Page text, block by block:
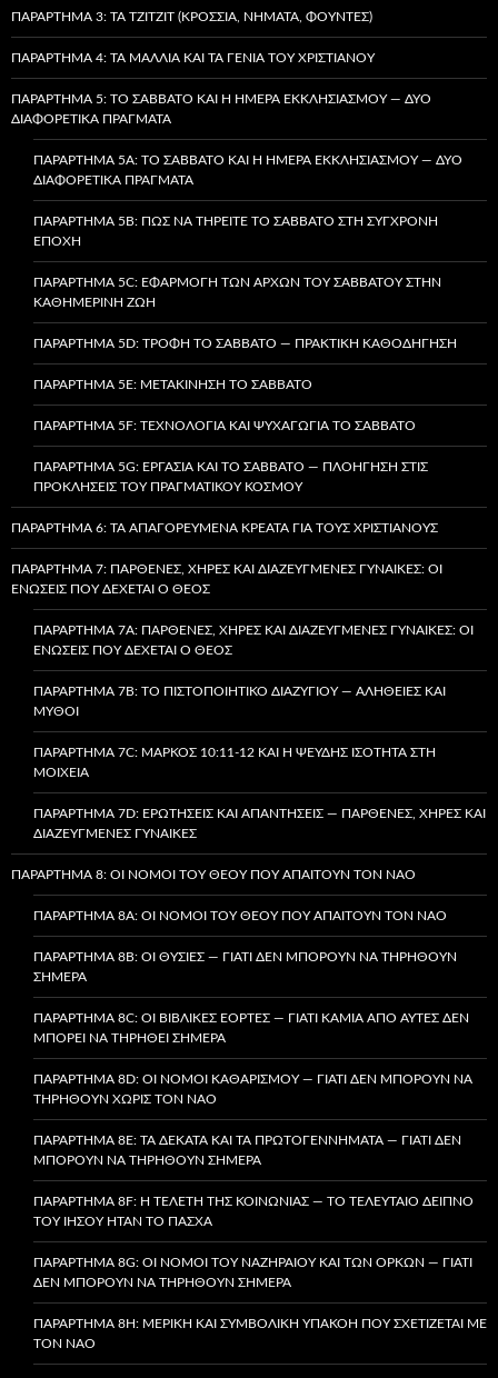
ΠΑΡΆΡΤΗΜΑ 3: ΤΑ TZITZIT (ΚΡΌΣΣΙΑ, ΝΉΜΑΤΑ, ΦΟΎΝΤΕΣ)
ΠΑΡΆΡΤΗΜΑ 4: ΤΑ ΜΑΛΛΙΆ ΚΑΙ ΤΑ ΓΈΝΙΑ ΤΟΥ ΧΡΙΣΤΙΑΝΟΎ
ΠΑΡΆΡΤΗΜΑ 5: ΤΟ ΣΆΒΒΑΤΟ ΚΑΙ Η ΗΜΈΡΑ ΕΚΚΛΗΣΙΑΣΜΟΎ — ΔΎΟ
ΔΙΑΦΟΡΕΤΙΚΆ ΠΡΆΓΜΑΤΑ
ΠΑΡΆΡΤΗΜΑ 5A: ΤΟ ΣΆΒΒΑΤΟ ΚΑΙ Η ΗΜΈΡΑ ΕΚΚΛΗΣΙΑΣΜΟΎ — ΔΎΟ
ΔΙΑΦΟΡΕΤΙΚΆ ΠΡΆΓΜΑΤΑ
ΠΑΡΆΡΤΗΜΑ 5B: ΠΏΣ ΝΑ ΤΗΡΕΊΤΕ ΤΟ ΣΆΒΒΑΤΟ ΣΤΗ ΣΎΓΧΡΟΝΗ
ΕΠΟΧΉ
ΠΑΡΆΡΤΗΜΑ 5C: ΕΦΑΡΜΟΓΉ ΤΩΝ ΑΡΧΏΝ ΤΟΥ ΣΑΒΒΆΤΟΥ ΣΤΗΝ
ΚΑΘΗΜΕΡΙΝΉ ΖΩΉ
ΠΑΡΆΡΤΗΜΑ 5D: ΤΡΟΦΉ ΤΟ ΣΆΒΒΑΤΟ — ΠΡΑΚΤΙΚΉ ΚΑΘΟΔΉΓΗΣΗ
ΠΑΡΆΡΤΗΜΑ 5E: ΜΕΤΑΚΊΝΗΣΗ ΤΟ ΣΆΒΒΑΤΟ
ΠΑΡΆΡΤΗΜΑ 5F: ΤΕΧΝΟΛΟΓΊΑ ΚΑΙ ΨΥΧΑΓΩΓΊΑ ΤΟ ΣΆΒΒΑΤΟ
ΠΑΡΆΡΤΗΜΑ 5G: ΕΡΓΑΣΊΑ ΚΑΙ ΤΟ ΣΆΒΒΑΤΟ — ΠΛΟΉΓΗΣΗ ΣΤΙΣ
ΠΡΟΚΛΉΣΕΙΣ ΤΟΥ ΠΡΑΓΜΑΤΙΚΟΎ ΚΌΣΜΟΥ
ΠΑΡΆΡΤΗΜΑ 6: ΤΑ ΑΠΑΓΟΡΕΥΜΈΝΑ ΚΡΈΑΤΑ ΓΙΑ ΤΟΥΣ ΧΡΙΣΤΙΑΝΟΎΣ
ΠΑΡΆΡΤΗΜΑ 7: ΠΑΡΘΈΝΕΣ, ΧΉΡΕΣ ΚΑΙ ΔΙΑΖΕΥΓΜΈΝΕΣ ΓΥΝΑΊΚΕΣ: ΟΙ
ΕΝΏΣΕΙΣ ΠΟΥ ΔΈΧΕΤΑΙ Ο ΘΕΌΣ
ΠΑΡΆΡΤΗΜΑ 7A: ΠΑΡΘΈΝΕΣ, ΧΉΡΕΣ ΚΑΙ ΔΙΑΖΕΥΓΜΈΝΕΣ ΓΥΝΑΊΚΕΣ: ΟΙ
ΕΝΏΣΕΙΣ ΠΟΥ ΔΈΧΕΤΑΙ Ο ΘΕΌΣ
ΠΑΡΆΡΤΗΜΑ 7B: ΤΟ ΠΙΣΤΟΠΟΙΗΤΙΚΌ ΔΙΑΖΥΓΊΟΥ — ΑΛΉΘΕΙΕΣ ΚΑΙ
ΜΎΘΟΙ
ΠΑΡΆΡΤΗΜΑ 7C: ΜΆΡΚΟΣ 10:11-12 ΚΑΙ Η ΨΕΥΔΉΣ ΙΣΌΤΗΤΑ ΣΤΗ
ΜΟΙΧΕΊΑ
ΠΑΡΆΡΤΗΜΑ 7D: ΕΡΩΤΉΣΕΙΣ ΚΑΙ ΑΠΑΝΤΉΣΕΙΣ — ΠΑΡΘΈΝΕΣ, ΧΉΡΕΣ ΚΑΙ
ΔΙΑΖΕΥΓΜΈΝΕΣ ΓΥΝΑΊΚΕΣ
ΠΑΡΆΡΤΗΜΑ 8: ΟΙ ΝΌΜΟΙ ΤΟΥ ΘΕΟΎ ΠΟΥ ΑΠΑΙΤΟΎΝ ΤΟΝ ΝΑΌ
ΠΑΡΆΡΤΗΜΑ 8A: ΟΙ ΝΌΜΟΙ ΤΟΥ ΘΕΟΎ ΠΟΥ ΑΠΑΙΤΟΎΝ ΤΟΝ ΝΑΌ
ΠΑΡΆΡΤΗΜΑ 8B: ΟΙ ΘΥΣΊΕΣ — ΓΙΑΤΊ ΔΕΝ ΜΠΟΡΟΎΝ ΝΑ ΤΗΡΗΘΟΎΝ
ΣΉΜΕΡΑ
ΠΑΡΆΡΤΗΜΑ 8C: ΟΙ ΒΙΒΛΙΚΈΣ ΕΟΡΤΈΣ — ΓΙΑΤΊ ΚΑΜΊΑ ΑΠΌ ΑΥΤΈΣ ΔΕΝ
ΜΠΟΡΕΊ ΝΑ ΤΗΡΗΘΕΊ ΣΉΜΕΡΑ
ΠΑΡΆΡΤΗΜΑ 8D: ΟΙ ΝΌΜΟΙ ΚΑΘΑΡΙΣΜΟΎ — ΓΙΑΤΊ ΔΕΝ ΜΠΟΡΟΎΝ ΝΑ
ΤΗΡΗΘΟΎΝ ΧΩΡΊΣ ΤΟΝ ΝΑΌ
ΠΑΡΆΡΤΗΜΑ 8E: ΤΑ ΔΈΚΑΤΑ ΚΑΙ ΤΑ ΠΡΩΤΟΓΕΝΝΉΜΑΤΑ — ΓΙΑΤΊ ΔΕΝ
ΜΠΟΡΟΎΝ ΝΑ ΤΗΡΗΘΟΎΝ ΣΉΜΕΡΑ
ΠΑΡΆΡΤΗΜΑ 8F: Η ΤΕΛΕΤΉ ΤΗΣ ΚΟΙΝΩΝΊΑΣ — ΤΟ ΤΕΛΕΥΤΑΊΟ ΔΕΊΠΝΟ
ΤΟΥ ΙΗΣΟΎ ΉΤΑΝ ΤΟ ΠΆΣΧΑ
ΠΑΡΆΡΤΗΜΑ 8G: ΟΙ ΝΌΜΟΙ ΤΟΥ ΝΑΖΗΡΑΊΟΥ ΚΑΙ ΤΩΝ ΌΡΚΩΝ — ΓΙΑΤΊ
ΔΕΝ ΜΠΟΡΟΎΝ ΝΑ ΤΗΡΗΘΟΎΝ ΣΉΜΕΡΑ
ΠΑΡΆΡΤΗΜΑ 8H: ΜΕΡΙΚΉ ΚΑΙ ΣΥΜΒΟΛΙΚΉ ΥΠΑΚΟΉ ΠΟΥ ΣΧΕΤΊΖΕΤΑΙ ΜΕ
ΤΟΝ ΝΑΌ